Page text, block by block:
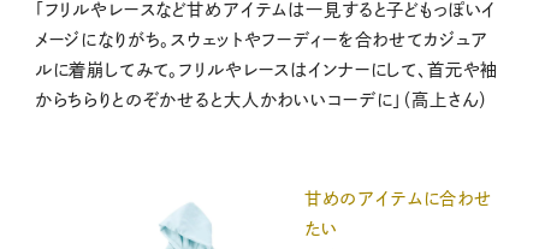
「フリルやレースなど甘めアイテムは一見すると子どもっぽいイ
メージになりがち。スウェットやフーディーを合わせてカジュア
ルに着崩してみて。フリルやレースはインナーにして、首元や袖
からちらりとのぞかせると大人かわいいコーデに」（高上さん）
甘めのアイテムに合わせ
たい